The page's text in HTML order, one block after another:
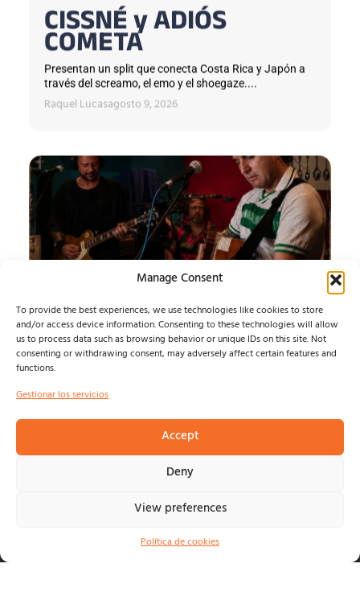
Manage Consent
To provide the best experiences, we use technologies like cookies to store
and/or access device information. Consenting to these technologies will allow
us to process data such as browsing behavior or unique IDs on this site. Not
consenting or withdrawing consent, may adversely affect certain features and
functions.
Gestionar los servicios
Accept
Deny
View preferences
Política de cookies
CISSNÉ y ADIÓS
COMETA
Presentan un split que conecta Costa Rica y Japón a
través del screamo, el emo y el shoegaze....
Raquel Lucasagosto 9, 2026
RAFAEL MACHUCA
PRESENTA LA VERSIÓN EN DIRECTO DE "EL PERRO
noemivillegasagosto 9, 2026
POLÍTICA DE PRIVACIDAD Y